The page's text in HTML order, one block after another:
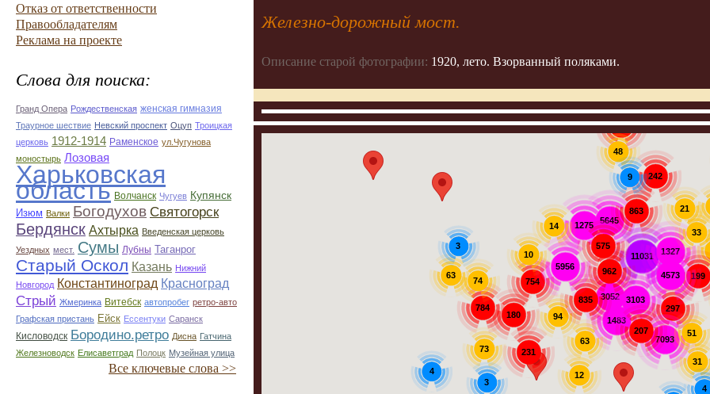
Отказ от ответственности
Правообладателям
Реклама на проекте
Слова для поиска:
Гранд Опера Рождественская женская гимназия
Траурное шествие Невский проспект Оцуп Троицкая
церковь 1912-1914 Раменское ул.Чугунова
моностырь Лозовая
Харьковская
область Волчанск Чугуев Купянск
Изюм Валки Богодухов Святогорск
Бердянск Ахтырка Введенская церковь
Уездных мест. Сумы Лубны Таганрог
Старый Оскол Казань Нижний
Новгород Константиноград Красноград
Стрый Жмеринка Витебск автопробег ретро-авто
Графская пристань Ейск Ессентуки Саранск
Кисловодск Бородино.ретро Дисна Гатчина
Железноводск Елисаветград Полоцк Музейная улица
Все ключевые слова >>
Железно-дорожный мост.
Описание старой фотографии: 1920, лето. Взорванный поляками.
1483
784
3052
94
5645
3103
11031
754
297
835
5956 962
7093
242
863
180
231
907
1275
1327
48
73
21
199
63
12
51
31
10
3
63
4
4
4573
74
575
33
14
207
9
3